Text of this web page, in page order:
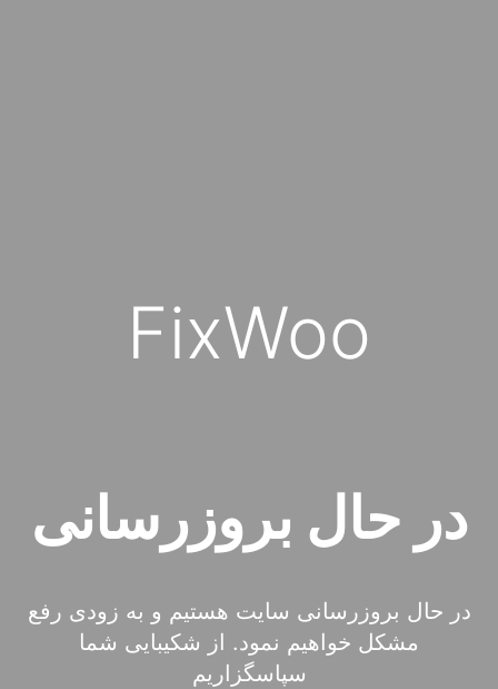
FixWoo
در حال بروزرسانی
در حال بروزرسانی سایت هستیم و به زودی رفع
مشکل خواهیم نمود. از شکیبایی شما
سپاسگزاریم